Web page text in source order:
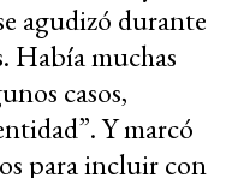
agudizó durante
Había muchas
casos,
Y marcó
para incluir con